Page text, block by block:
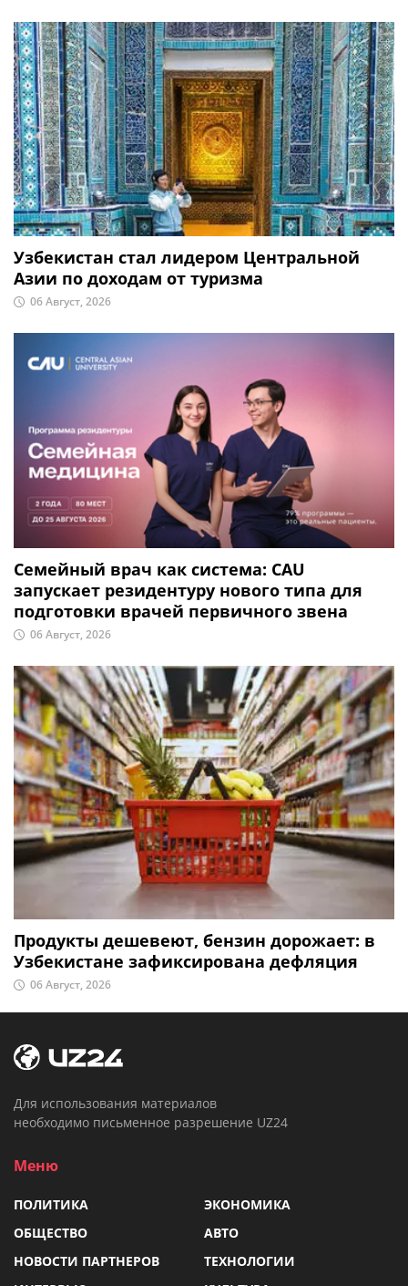
Узбекистан стал лидером Центральной
Азии по доходам от туризма
06 Август, 2026
Семейный врач как система: CAU
запускает резидентуру нового типа для
подготовки врачей первичного звена
06 Август, 2026
Продукты дешевеют, бензин дорожает: в
Узбекистане зафиксирована дефляция
06 Август, 2026
Для использования материалов
необходимо письменное разрешение UZ24
Меню
ПОЛИТИКА
ЭКОНОМИКА
ОБЩЕСТВО
АВТО
НОВОСТИ ПАРТНЕРОВ
ТЕХНОЛОГИИ